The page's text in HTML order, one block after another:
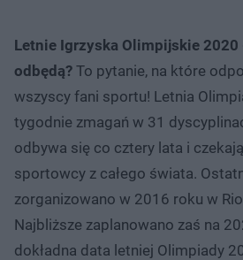
Letnie Igrzyska Olimpijskie
odbędą? To pytanie, na które
wszyscy fani sportu! Letnia
tygodnie zmagań w 31
odbywa się co cztery lata i
sportowcy z całego świata.
zorganizowano w 2016 roku w
Najbliższe zaplanowano zaś na
dokładna data letniej Olimpiady